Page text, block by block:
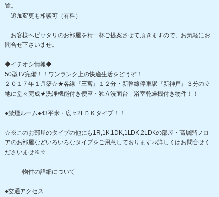
置。
追加変更も相談可（有料）
お客様へピッタリのお部屋を精一杯ご提案させて頂きますので、お気軽にお
問合せ下さいませ。
◆イチオシ情報◆
50型TV完備！！ワンランク上の快適生活をどうぞ！
２０１７年１月築☆★各線『三宮』１２分・新幹線停車駅『新神戸』３分の立
地に堂々完成★洗浄機能付き便座・独立洗面台・浴室乾燥機付き物件！！
●禁煙ルーム●43平米・広々2LＤＫタイプ！！
☆※このお部屋のタイプの他にも1R,1K,1DK,1LDK,2LDKの部屋・高層階フロ
アのお部屋などいろいろなタイプをご用意しております♪♪詳しくはお問合せく
ださいませ※☆
―――物件の詳細について―――――――――――――
●交通アクセス